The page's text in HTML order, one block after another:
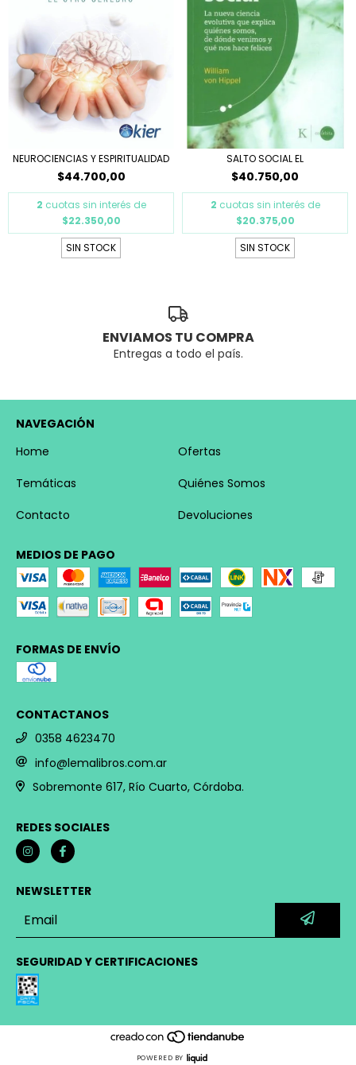
NEUROCIENCIAS Y ESPIRITUALIDAD
$44.700,00
2 cuotas sin interés de
$22.350,00
SIN STOCK
SALTO SOCIAL EL
$40.750,00
2 cuotas sin interés de
$20.375,00
SIN STOCK
ENVIAMOS TU COMPRA
Entregas a todo el país.
NAVEGACIÓN
Home
Ofertas
Temáticas
Quiénes Somos
Contacto
Devoluciones
MEDIOS DE PAGO
FORMAS DE ENVÍO
CONTACTANOS
0358 4623470
info@lemalibros.com.ar
Sobremonte 617, Río Cuarto, Córdoba.
REDES SOCIALES
NEWSLETTER
SEGURIDAD Y CERTIFICACIONES
POWERED BY